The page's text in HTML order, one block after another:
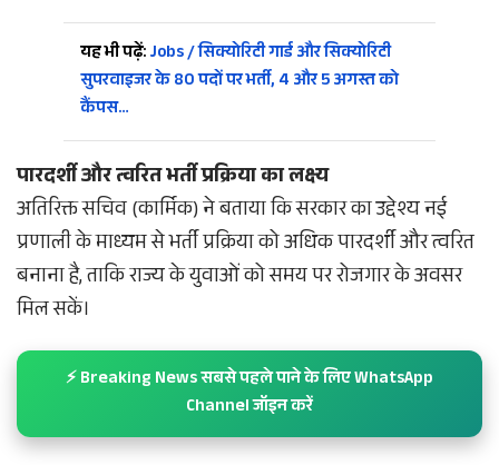
यह भी पढ़ें:Jobs / सिक्योरिटी गार्ड और सिक्योरिटी
सुपरवाइजर के 80 पदों पर भर्ती, 4 और 5 अगस्त को
कैंपस…
पारदर्शी और त्वरित भर्ती प्रक्रिया का लक्ष्य
अतिरिक्त सचिव (कार्मिक) ने बताया कि सरकार का उद्देश्य नई
प्रणाली के माध्यम से भर्ती प्रक्रिया को अधिक पारदर्शी और त्वरित
बनाना है, ताकि राज्य के युवाओं को समय पर रोजगार के अवसर
मिल सकें।
⚡ Breaking News सबसे पहले पाने के लिए WhatsApp
Channel जॉइन करें